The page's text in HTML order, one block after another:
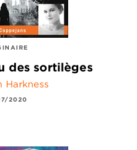
des sortilèges
Harkness
2020